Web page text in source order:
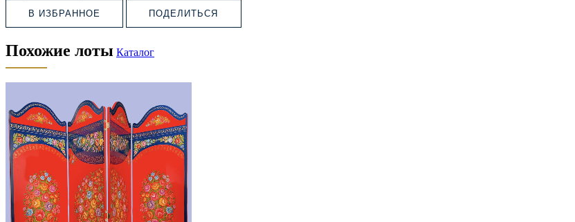
В ИЗБРАННОЕ ПОДЕЛИТЬСЯ
Похожие лоты Каталог